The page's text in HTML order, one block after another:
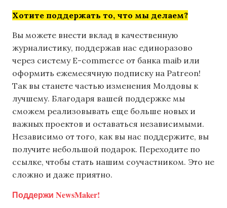
Хотите поддержать то, что мы делаем?
Вы можете внести вклад в качественную
журналистику, поддержав нас единоразово
через систему E-commerce от банка maib или
оформить ежемесячную подписку на Patreon!
Так вы станете частью изменения Молдовы к
лучшему. Благодаря вашей поддержке мы
сможем реализовывать еще больше новых и
важных проектов и оставаться независимыми.
Независимо от того, как вы нас поддержите, вы
получите небольшой подарок. Переходите по
ссылке, чтобы стать нашим соучастником. Это не
сложно и даже приятно.
Поддержи NewsMaker!